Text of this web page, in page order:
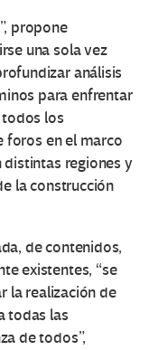
propone
una sola vez
análisis
para enfrentar
los
en el marco
distintas regiones y
la construcción
de contenidos,
existentes, “se
la realización de
todas las
de todos”,